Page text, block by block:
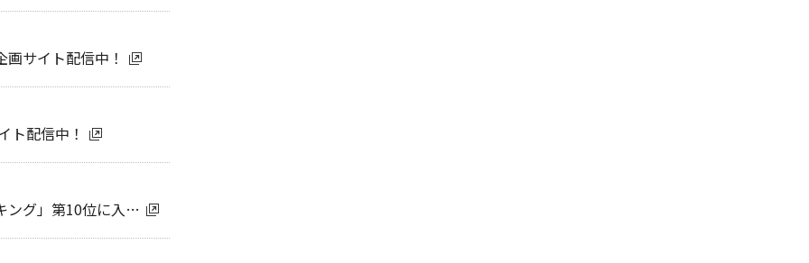
サイト配信中！
ト配信中！
アジア地域における「働きがいのある会社ランキング」第10位に入賞しました。